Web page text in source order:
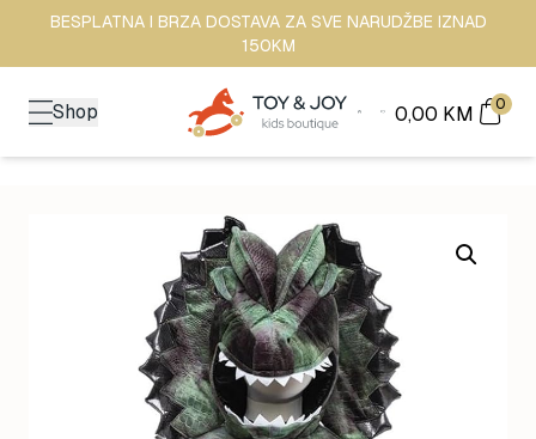
BESPLATNA I BRZA DOSTAVA ZA SVE NARUDŽBE IZNAD
150KM
Shop 0,00 KM 0